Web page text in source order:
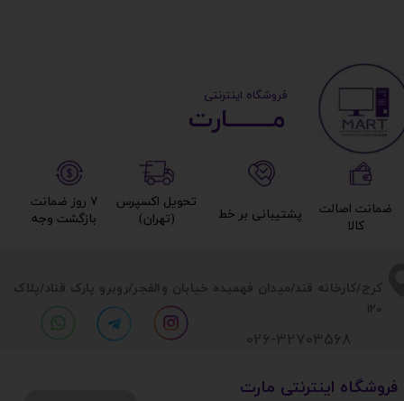
جنس پنل راستی
تعداد فن قابل اتصال
کانکتور قابل اتصال
پشتیبانی از DVD-ROM
درگاه‌های ارتباطی کیس
​​کرج/کارخانه قند/میدان فهمیده خیابان والفجر/روبرو پارک قناد/پلاک
120
​فروشگاه اینترنتی مارت
026-32703568
مــــــــارت​​​​​​
​ ​فروشگاه اینترنتی
۷ روز ضمانت
بازگشت وجه​​​​​​​
تحویل اکسپرس
(تهران)​​​​​​​
پشتیبانی بر خط​​​​​​​
ضمانت اصالت
کالا​​​​​​​